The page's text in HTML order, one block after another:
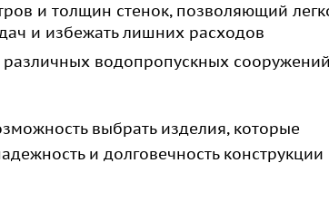
и толщин стенок, позволяющий
и избежать лишних расходов
водопропускных
выбрать изделия, которые
и долговечность конструкции